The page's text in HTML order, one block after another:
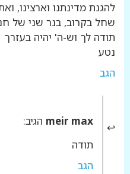
להגנת מדינתנו וארצינו,
שחל בקרוב, בנר שני של
תודה לך וש-ה' יהיה בעזרך
נטע
הגב
meir max הגיב:
תודה
הגב